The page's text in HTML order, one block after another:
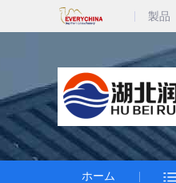
製品
ホーム